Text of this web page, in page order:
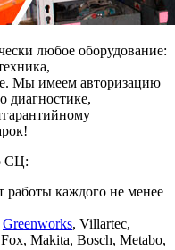
любое оборудование:
Мы имеем авторизацию
диагностике,
СЦ:
работы каждого не менее
Greenworks, Villartec,
Makita, Bosch, Metabo,